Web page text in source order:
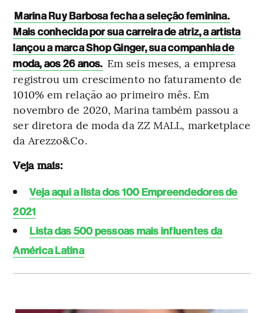
Marina Ruy Barbosa fecha a seleção feminina.
Mais conhecida por sua carreira de atriz, a artista
lançou a marca Shop Ginger, sua companhia de
moda, aos 26 anos. Em seis meses, a empresa
registrou um crescimento no faturamento de
1010% em relação ao primeiro mês. Em
novembro de 2020, Marina também passou a
ser diretora de moda da ZZ MALL, marketplace
da Arezzo&Co.
Veja mais:
Veja aqui a lista dos 100 Empreendedores de
2021
Lista das 500 pessoas mais influentes da
América Latina